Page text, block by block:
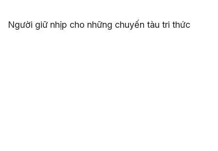
Người giữ nhịp cho những chuyến tàu tri thức